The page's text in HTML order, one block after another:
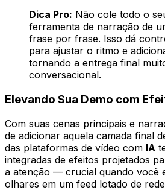
Dica Pro: Não cole todo o
ferramenta de narração de
frase por frase. Isso dá
para ajustar o ritmo e
tornando a entrega final
conversacional.
Elevando Sua Demo com
Com suas cenas principais e
de adicionar aquela camada final
das plataformas de vídeo com IA
integradas de efeitos projetados
a atenção — crucial quando você
olhares em um feed lotado de